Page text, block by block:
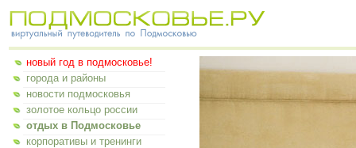
новый год в подмосковье!
города и районы
новости подмосковья
золотое кольцо россии
отдых в Подмосковье
корпоративы и тренинги